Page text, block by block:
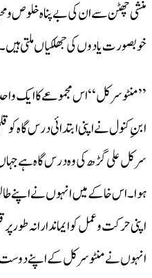
منشی چھٹن سے ان کی بے پناہ خلوص و
خوبصورت یادوں کی جھلکیاں ملتی
’’منٹو سرکل‘‘ اس مجموعے کا ایک
ابنِ کنول نے اپنی ابتدائی درس گاہ
سرکل علی گڑھ کی وہ درس گاہ ہے
ہوا۔اس خاکے میں انہوں نے اپنے
اپنی حرکت و عمل کو ایماندارانہ
انہوں نے منٹو سرکل کے اپنے دوست